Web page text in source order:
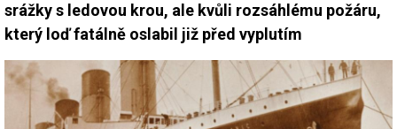
srážky s ledovou krou, ale kvůli rozsáhlému požáru,
který loď fatálně oslabil již před vyplutím